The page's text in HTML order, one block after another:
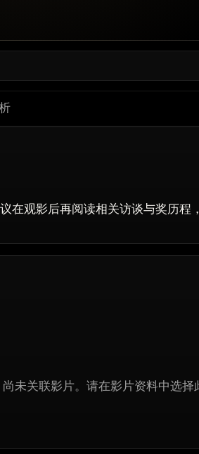
在观影后再阅读相关访谈与奖历程
尚未关联影片。请在影片资料中选择